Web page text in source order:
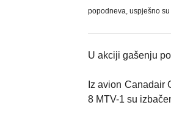
popodneva, uspješno
U akciji gašenju
Iz avion Canadair
8 MTV-1 su